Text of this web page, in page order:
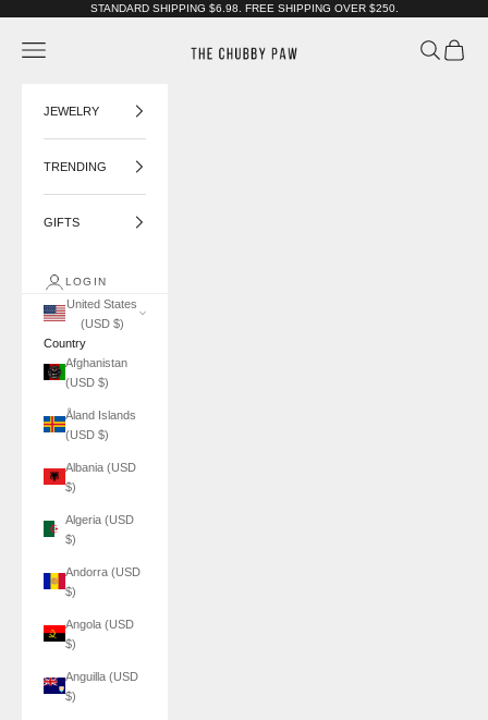
STANDARD SHIPPING $6.98. FREE SHIPPING OVER $250.
Navigation menu SearchCart
JEWELRY
TRENDING
GIFTS
LOGIN
United States
(USD $)
Country
Afghanistan
(USD $)
Åland Islands
(USD $)
Albania (USD
$)
Algeria (USD
$)
Andorra (USD
$)
Angola (USD
$)
Anguilla (USD
$)